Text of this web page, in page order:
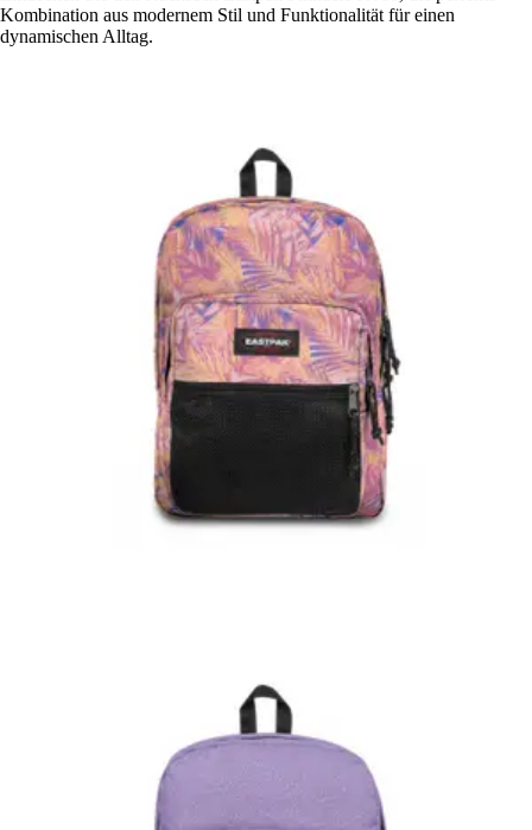
Kombination aus modernem Stil und Funktionalität für einen
dynamischen Alltag.